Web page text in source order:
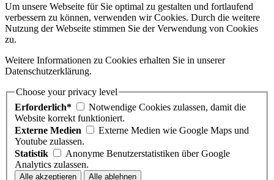
Um unsere Webseite für Sie optimal zu gestalten und fortlaufend
verbessern zu können, verwenden wir Cookies. Durch die weitere
Nutzung der Webseite stimmen Sie der Verwendung von Cookies
zu.
Weitere Informationen zu Cookies erhalten Sie in unserer
Datenschutzerklärung.
Choose your privacy level
Erforderlich*
Notwendige Cookies zulassen, damit die
Website korrekt funktioniert.
Externe Medien
Externe Medien wie Google Maps und
Youtube zulassen.
Statistik
Anonyme Benutzerstatistiken über Google
Analytics zulassen.